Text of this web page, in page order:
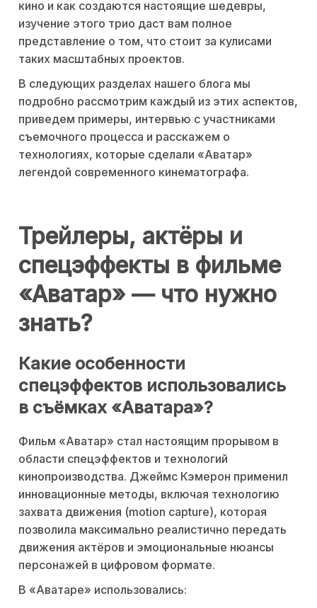
кино и как создаются настоящие шедевры,
изучение этого трио даст вам полное
представление о том, что стоит за кулисами
таких масштабных проектов.
В следующих разделах нашего блога мы
подробно рассмотрим каждый из этих аспектов,
приведем примеры, интервью с участниками
съемочного процесса и расскажем о
технологиях, которые сделали «Аватар»
легендой современного кинематографа.
Трейлеры, актёры и
спецэффекты в фильме
«Аватар» — что нужно
знать?
Какие особенности
спецэффектов использовались
в съёмках «Аватара»?
Фильм «Аватар» стал настоящим прорывом в
области спецэффектов и технологий
кинопроизводства. Джеймс Кэмерон применил
инновационные методы, включая технологию
захвата движения (motion capture), которая
позволила максимально реалистично передать
движения актёров и эмоциональные нюансы
персонажей в цифровом формате.
В «Аватаре» использовались: